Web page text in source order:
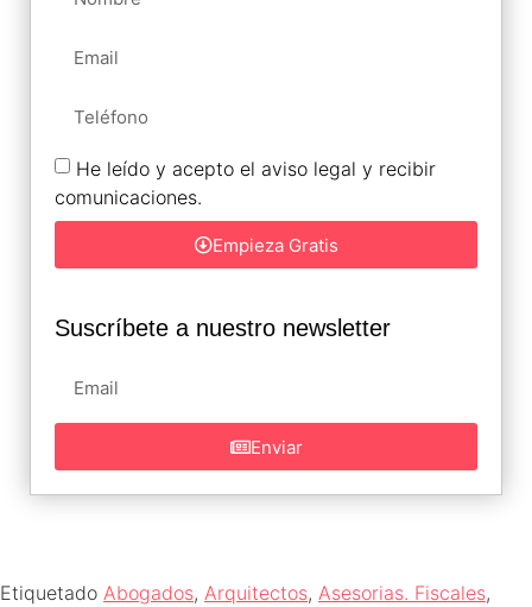
He leído y acepto el aviso legal y recibir
comunicaciones.
Empieza Gratis
Suscríbete a nuestro newsletter
Enviar
Etiquetado Abogados, Arquitectos, Asesorias. Fiscales,